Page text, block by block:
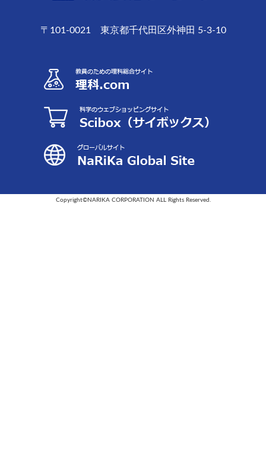
〒101-0021 東京都千代田区外神田 5-3-10
Copyright©NARIKA CORPORATION ALL Rights Reserved.